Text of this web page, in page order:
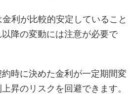
利が比較的安定していること
降の変動には注意が必要で
時に決めた金利が一定期間変
昇のリスクを回避できます。